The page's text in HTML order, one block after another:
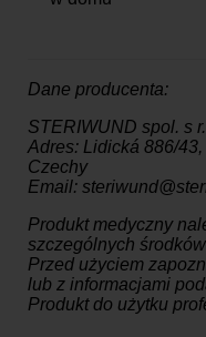
Dane producenta:
STERIWUND spol. s
Adres: Lidická 886/
Czechy
Email:
Produkt medyczny
szczególnych
Przed użyciem
lub z informacjami
Produkt do użytku